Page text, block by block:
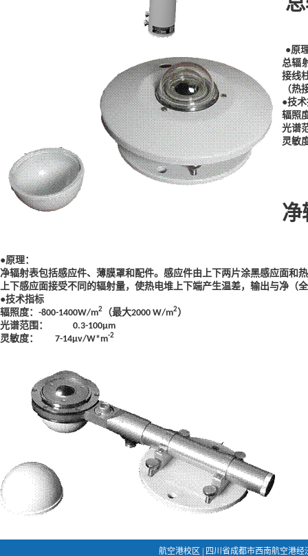
●原
总辐
接线
（热
●技
辐照
光谱
灵敏
净
●原理：
净辐射表包括感应件、薄膜罩和配件。感应件由上下两片涂黑感应面和
上下感应面接受不同的辐射量，使热电堆上下端产生温差，输出与净（
●技术指标
辐照度： -800-1400W/m2 （最大2000 W/m2）
光谱范围：
0.3-100μm
灵敏度：
7-14μv/W*m-2
航空港校区 | 四川省成都市西南航空港经